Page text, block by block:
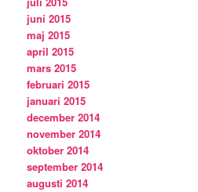
juni 2015
maj 2015
april 2015
mars 2015
februari 2015
januari 2015
december 2014
november 2014
oktober 2014
september 2014
augusti 2014